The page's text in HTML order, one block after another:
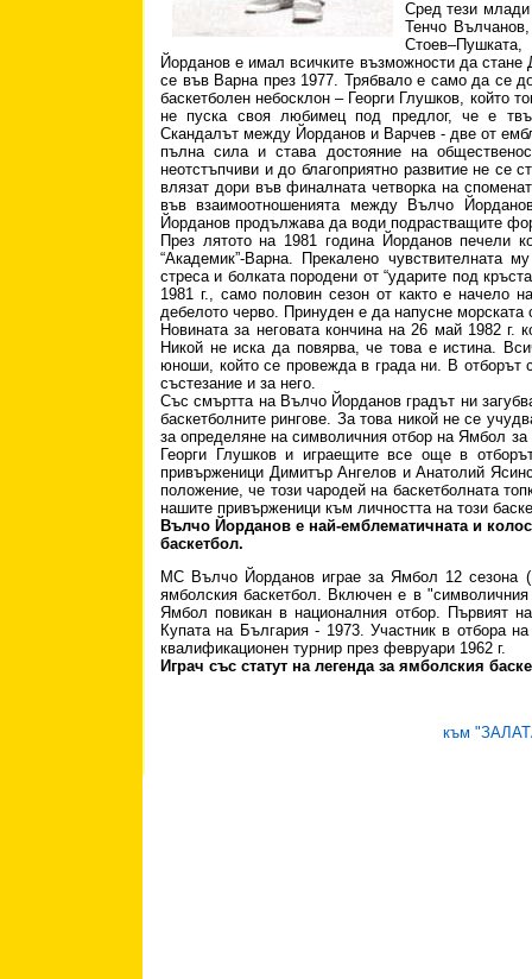
Сред тези млади
Тенчо
Йорданов е имал всичките възможности да
се във Варна през 1977. Трябвало е само да се
баскетболен небосклон – Георги Глушков, който
не пуска своя любимец под предлог, че е
Скандалът между Йорданов и Варчев - две от
пълна сила и става достояние на
неотстъпчиви и до благоприятно развитие не се
влязат дори във финалната четворка на
във взаимоотношенията между Вълчо
Йорданов продължава да води подрастващите
През лятото на 1981 година Йорданов печели
“Академик”-Варна. Прекалено
стреса и болката породени от “ударите под
1981 г., само половин сезон от както е начело
дебелото черво. Принуден е да напусне
Новината за неговата кончина на 26 май 1982
Никой не иска да повярва, че това е истина.
юноши, който се провежда в града ни. В отборът
състезание и за него.
Със смъртта на Вълчо Йорданов градът ни
баскетболните рингове. За това никой не се
за определяне на символичния отбор на Ямбол
Георги Глушков и играещите все още в
привърженици Димитър Ангелов и Анатолий
положение, че този чародей на баскетболната
нашите привърженици към личността на този
Вълчо Йорданов е най-емблематичната и
баскетбол.
МС Вълчо Йорданов играе за Ямбол 12 сезона
ямболския баскетбол. Включен е в
Ямбол повикан в националния отбор. Първият
Купата на България - 1973. Участник в отбора
квалификационен турнир през февруари 1962 г.
Играч със статут на легенда за ямболския
към